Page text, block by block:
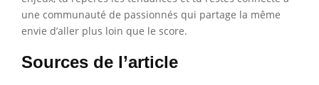
une communauté de passionnés qui partage la même
envie d’aller plus loin que le score.
Sources de l’article